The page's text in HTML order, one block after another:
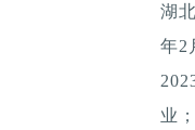
湖
年2
业